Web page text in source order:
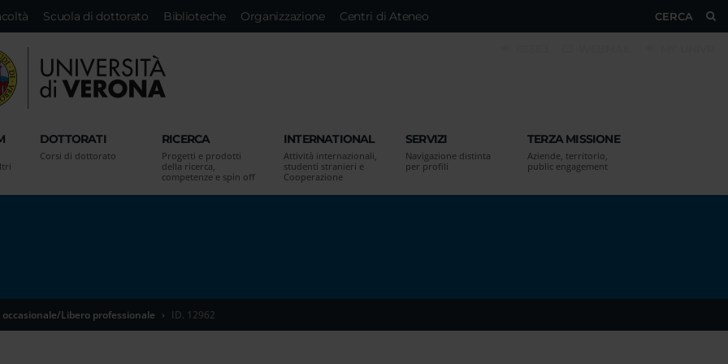
CERCA
Scuola di dottorato Biblioteche Organizzazione Centri di Ateneo
DOTTORATI
Corsi di dottorato
RICERCA
Progetti e prodotti
della ricerca,
competenze e spin off
INTERNATIONAL
Attività internazionali,
studenti stranieri e
Cooperazione
SERVIZI
Navigazione distinta
per profili
TERZA MISSIONE
Aziende, territorio,
public engagement
Libero professionale ID. 12962